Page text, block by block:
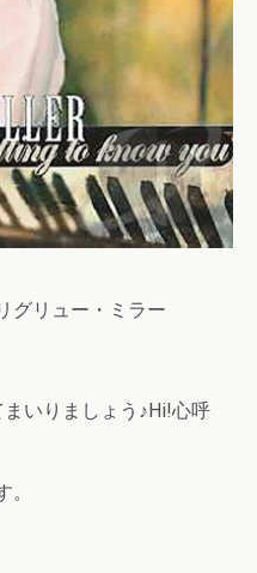
ュー・ミラー
いりましょう♪Hi!心呼